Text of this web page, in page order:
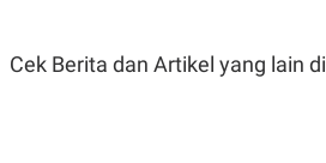
EA
Cek Berita dan Artikel yang lain di